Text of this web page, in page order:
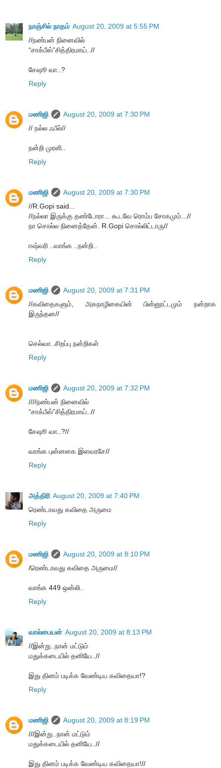
நாஞ்சில் நாதம் August 20, 2009 at 5:55 PM
//நண்பன் நினைவில்
“சாக்பீஸ்”சித்திரமாய்..//
சேஷூ வா..?
Reply
மணிஜி
August 20, 2009 at 7:30 PM
// நல்ல ஃபீல்//
நன்றி முரளி..
Reply
மணிஜி
August 20, 2009 at 7:30 PM
//R.Gopi said...
//ந‌ல்லா இருக்கு த‌ண்டோரா... கூட‌வே ரொம்ப‌ சோகமும்...//
நா சொல்ல நினைத்தேன். R.Gopi சொல்லிட்டாரு//
ஈஷ்வரி ..வாங்க ..நன்றி..
Reply
மணிஜி
August 20, 2009 at 7:31 PM
//கவிதைகளும், அகநாழிகையின் பின்னூட்டமும் நன்றாக
இருந்தன//
செல்வா..சிறப்பு நன்றிகள்
Reply
மணிஜி
August 20, 2009 at 7:32 PM
////நண்பன் நினைவில்
“சாக்பீஸ்”சித்திரமாய்..//
சேஷூ வா..?//
வாங்க புன்னகை இளவரசே//
Reply
அத்திரி August 20, 2009 at 7:40 PM
ரெண்டாவது கவிதை அருமை
Reply
மணிஜி
August 20, 2009 at 8:10 PM
/ரெண்டாவது கவிதை அருமை//
வாங்க 449 ஒன்லி..
Reply
வால்பையன் August 20, 2009 at 8:13 PM
//இன்று..நான் மட்டும்
மதுக்கடையில் தனியே..//
இது தினம் படிக்க வேண்டிய கவிதையா!?
Reply
மணிஜி
August 20, 2009 at 8:19 PM
///இன்று..நான் மட்டும்
மதுக்கடையில் தனியே..//
இது தினம் படிக்க வேண்டிய கவிதையா!//